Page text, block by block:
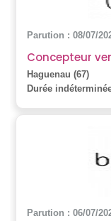
Parution : 08/07/
Concepteur
Haguenau (67)
Durée
Parution : 06/07/